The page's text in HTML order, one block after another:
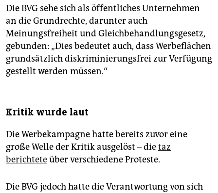
Die BVG sehe sich als öffentliches Unternehmen
an die Grundrechte, darunter auch
Meinungsfreiheit und Gleichbehandlungsgesetz,
gebunden: „Dies bedeutet auch, dass Werbeflächen
grundsätzlich diskriminierungsfrei zur Verfügung
gestellt werden müssen.“
Kritik wurde laut
Die Werbekampagne hatte bereits zuvor eine
große Welle der Kritik ausgelöst – dietaz
berichteteüber verschiedene Proteste.
Die BVG jedoch hatte die Verantwortung von sich